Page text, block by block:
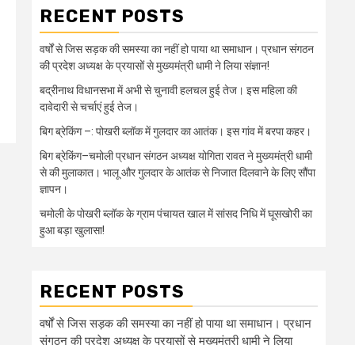
RECENT POSTS
वर्षों से जिस सड़क की समस्या का नहीं हो पाया था समाधान। प्रधान संगठन
की प्रदेश अध्यक्ष के प्रयासों से मुख्यमंत्री धामी ने लिया संज्ञान!
बद्रीनाथ विधानसभा में अभी से चुनावी हलचल हुई तेज। इस महिला की
दावेदारी से चर्चाएं हुई तेज।
बिग ब्रेकिंग –: पोखरी ब्लॉक में गुलदार का आतंक। इस गांव में बरपा कहर।
बिग ब्रेकिंग–चमोली प्रधान संगठन अध्यक्ष योगिता रावत ने मुख्यमंत्री धामी
से की मुलाकात। भालू और गुलदार के आतंक से निजात दिलवाने के लिए सौंपा
ज्ञापन।
चमोली के पोखरी ब्लॉक के ग्राम पंचायत खाल में सांसद निधि में घूसखोरी का
हुआ बड़ा खुलासा!
RECENT POSTS
वर्षों से जिस सड़क की समस्या का नहीं हो पाया था समाधान। प्रधान
संगठन की प्रदेश अध्यक्ष के प्रयासों से मुख्यमंत्री धामी ने लिया